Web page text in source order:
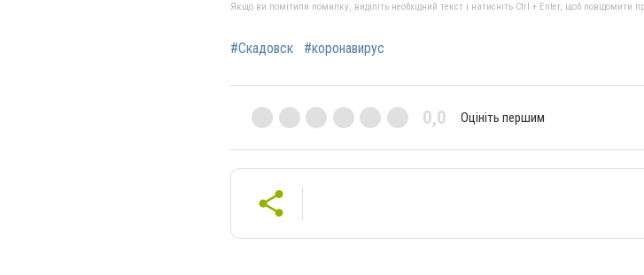
Якщо ви помітили помилку, виділіть необхідний текст і натисніть Ctrl + Enter, щоб повідомити
#Скадовск #коронавирус
0,0 Оцініть першим